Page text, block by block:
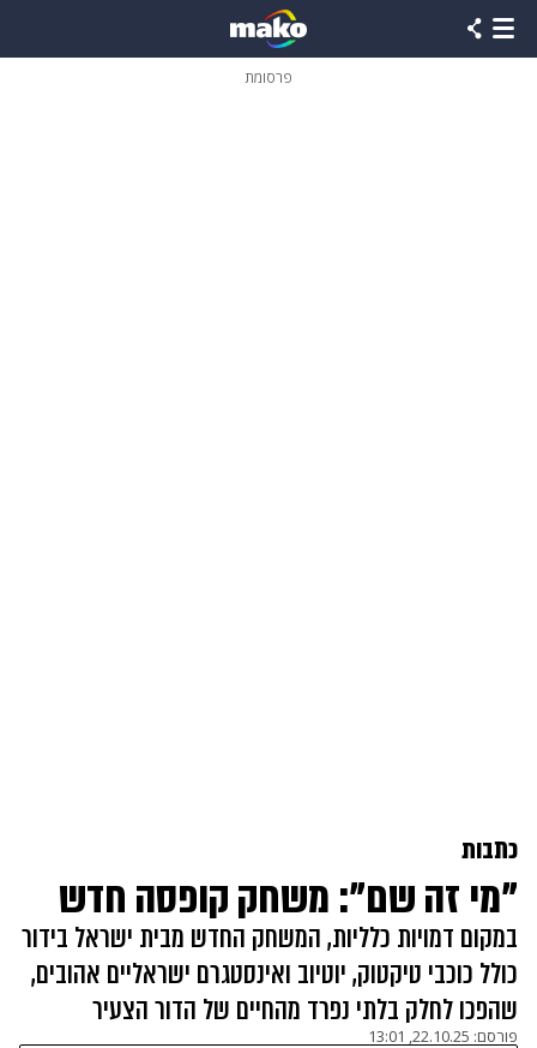
פרסומת
כתבות
"מי זה שם": משחק קופסה חדש
במקום דמויות כלליות, המשחק החדש מבית ישראל בידור
כולל כוכבי טיקטוק, יוטיוב ואינסטגרם ישראליים אהובים,
שהפכו לחלק בלתי נפרד מהחיים של הדור הצעיר
פורסם: 22.10.25, 13:01